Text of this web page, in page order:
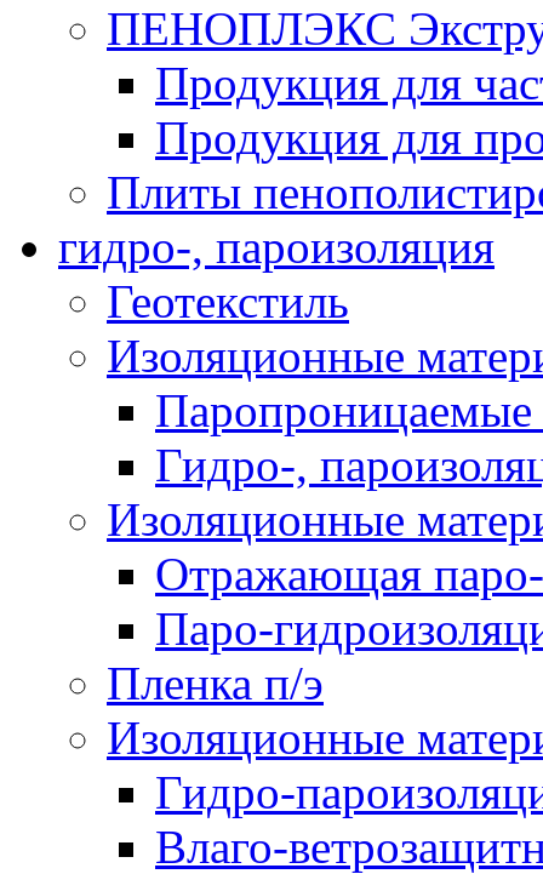
ПЕНОПЛЭКС
Продукция для
Продукция для
Плиты
гидро-, пароизоляция
Геотекстиль
Изоляционные
Гидро-,
Изоляционные
Отражающая
Паро-
Пленка п/э
Изоляционные
Гидро-
Влаго-